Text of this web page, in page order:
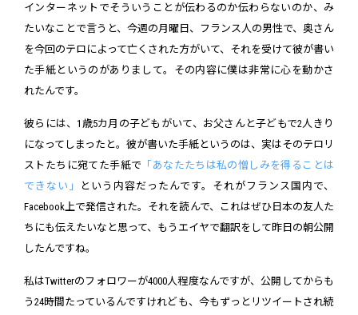
インターネットでそういうことが伝わるのか伝わらないのか、み
たいなことで言うと、今週の月曜日、フランス人の男性で、奥さん
を今回のテロによって亡くされた方がいて、それを受けて彼が書い
た手紙というのがありまして。その内容に僕は非常に心を動かさ
れたんです。
彼らには、1歳5カ月の子どもがいて、お父さんと子どもで2人きり
になってしまったと。彼が書いた手紙というのは、実はそのテロリ
ストたちに宛てた手紙で 「あなたたちは私の憎しみを得ることは
できない」
という内容だったんです。それがフランス国内で、
Facebook上で発信された。それを読んで、これはぜひ日本の友人た
ちにも伝えたいなと思って、もうエイヤで翻訳をして昨日の朝公開
したんですね。
私はTwitterのフォロワーが4000人程度なんですが、公開してからも
う24時間たっているんですけれども、今もずっとリツイートされ続